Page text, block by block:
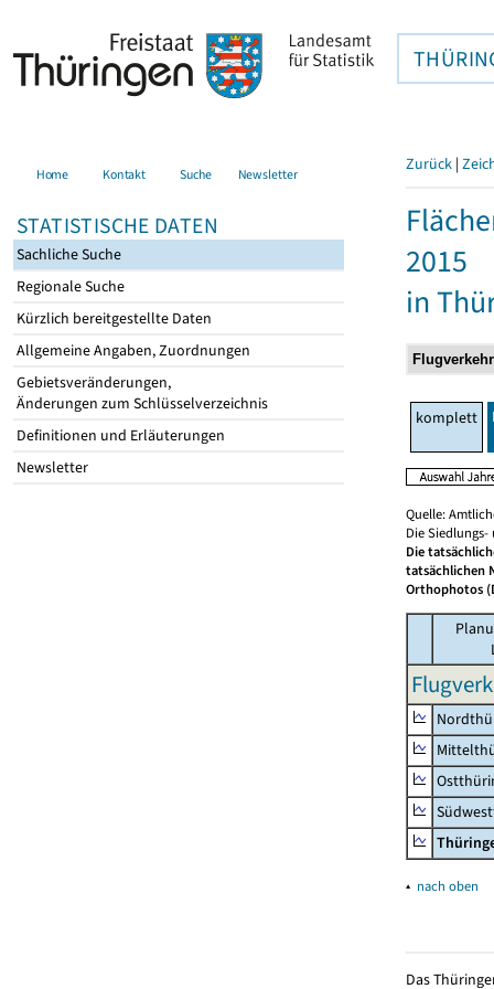
Home Kontakt Suche Newsletter
STATISTISCHE DATEN
Sachliche Suche
Regionale Suche
Kürzlich bereitgestellte Daten
Allgemeine Angaben, Zuordnungen
Gebietsveränderungen,
Änderungen zum Schlüsselverzeichnis
Definitionen und Erläuterungen
Newsletter
Zurück |
2015
in
komplett
Quelle:
Die
Die
tatsächlichen
Orthophotos
▴ nach oben
Das